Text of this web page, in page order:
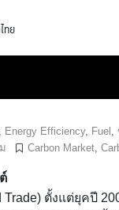
ทย
Energy Efficiency, Fuel ,
Carbon Market,
ตั้งแต่ยุคปี